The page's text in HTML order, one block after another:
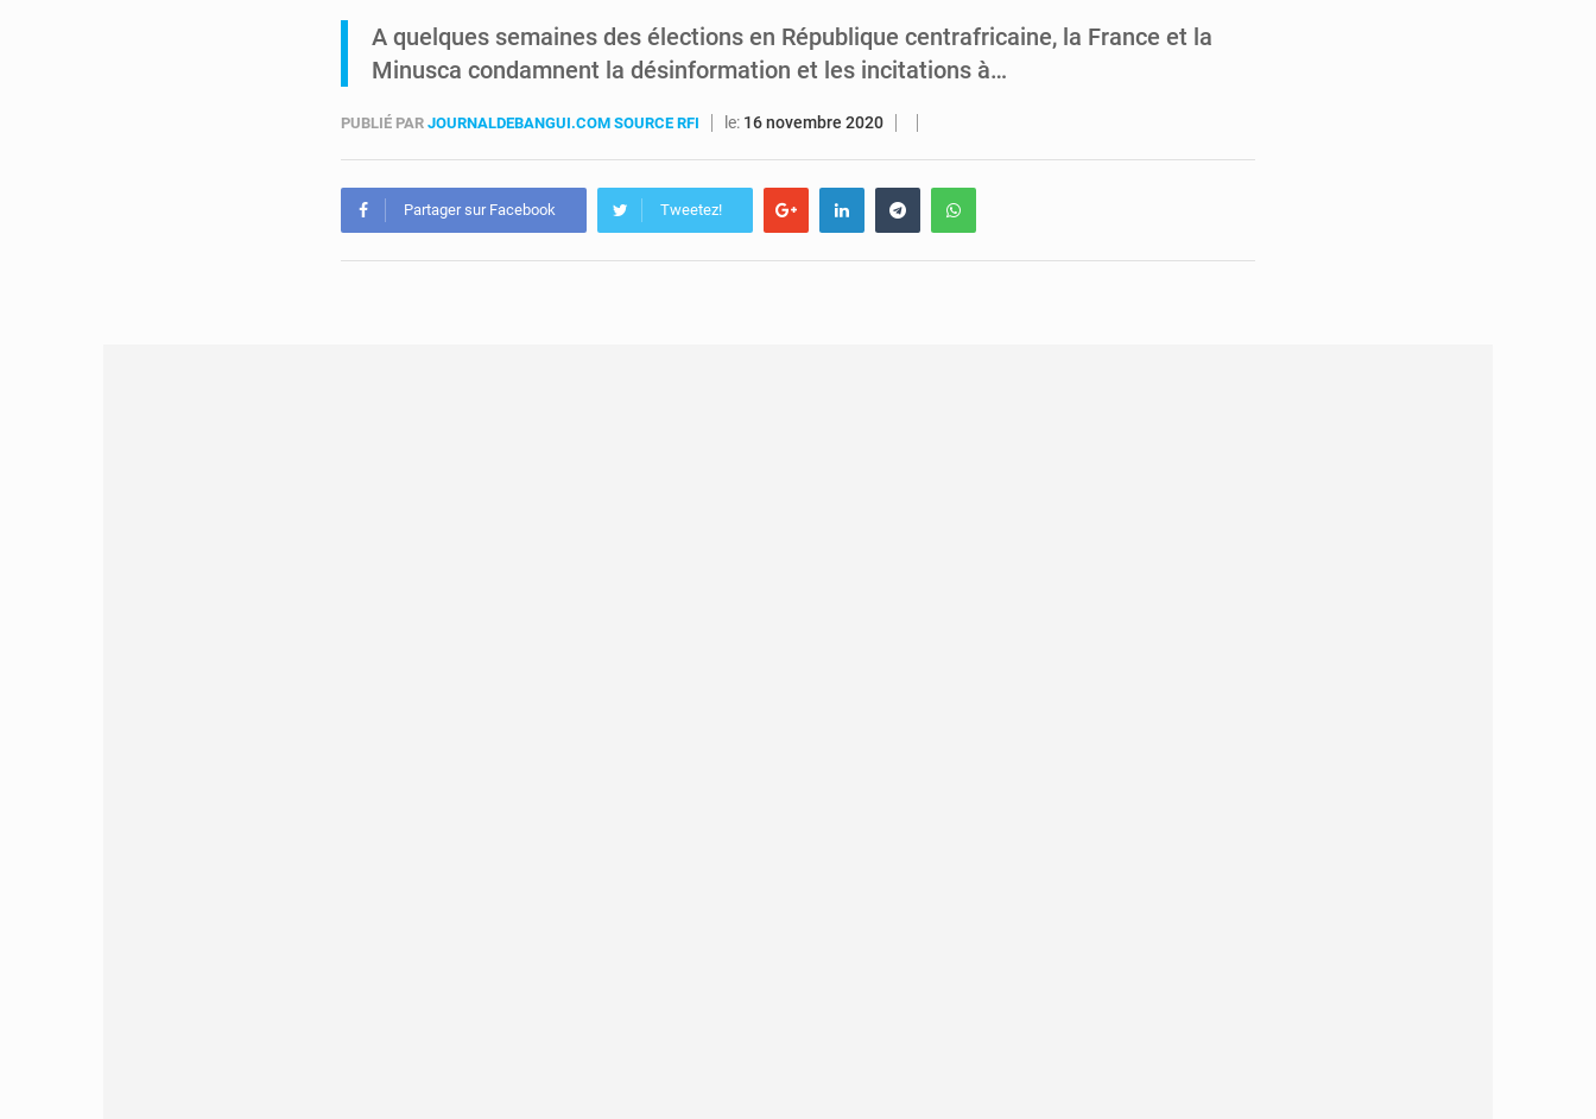
A quelques semaines des élections en République centrafricaine, la France et la
Minusca condamnent la désinformation et les incitations à…
PUBLIÉ PAR JOURNALDEBANGUI.COM SOURCE RFI le: 16 novembre 2020
Partager sur Facebook Tweetez!